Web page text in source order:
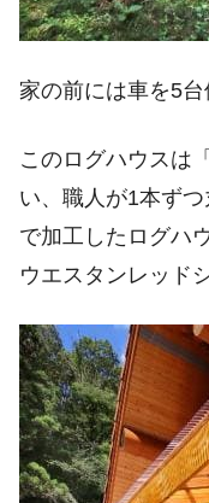
家の前には車を5台
このログハウスは
い、職人が1本ず
で加工したログハ
ウエスタンレッド